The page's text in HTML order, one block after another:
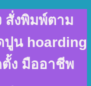
สั่งพิมพ์ตาม
ปูน hoarding
ง มืออาชีพ